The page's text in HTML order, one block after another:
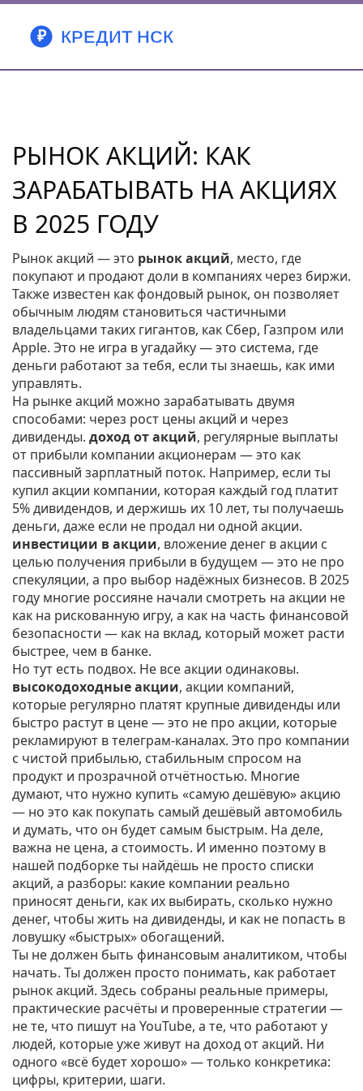
РЫНОК АКЦИЙ: КАК
ЗАРАБАТЫВАТЬ НА АКЦИЯХ
В 2025 ГОДУ
Рынок акций — это рынок акций, место, где
покупают и продают доли в компаниях через биржи.
Также известен какфондовый рынок, он позволяет
обычным людям становиться частичными
владельцами таких гигантов, как Сбер, Газпром или
Apple. Это не игра в угадайку — это система, где
деньги работают за тебя, если ты знаешь, как ими
управлять.
На рынке акций можно зарабатывать двумя
способами: через рост цены акций и через
дивиденды. доход от акций, регулярные выплаты
от прибыли компании акционерам — это как
пассивный зарплатный поток. Например, если ты
купил акции компании, которая каждый год платит
5% дивидендов, и держишь их 10 лет, ты получаешь
деньги, даже если не продал ни одной акции.
инвестиции в акции, вложение денег в акции с
целью получения прибыли в будущем — это не про
спекуляции, а про выбор надёжных бизнесов. В 2025
году многие россияне начали смотреть на акции не
как на рискованную игру, а как на часть финансовой
безопасности — как на вклад, который может расти
быстрее, чем в банке.
Но тут есть подвох. Не все акции одинаковы.
высокодоходные акции, акции компаний,
которые регулярно платят крупные дивиденды или
быстро растут в цене— это не про акции, которые
рекламируют в телеграм-каналах. Это про компании
с чистой прибылью, стабильным спросом на
продукт и прозрачной отчётностью. Многие
думают, что нужно купить «самую дешёвую» акцию
— но это как покупать самый дешёвый автомобиль
и думать, что он будет самым быстрым. На деле,
важна не цена, а стоимость. И именно поэтому в
нашей подборке ты найдёшь не просто списки
акций, а разборы: какие компании реально
приносят деньги, как их выбирать, сколько нужно
денег, чтобы жить на дивиденды, и как не попасть в
ловушку «быстрых» обогащений.
Ты не должен быть финансовым аналитиком, чтобы
начать. Ты должен просто понимать, как работает
рынок акций. Здесь собраны реальные примеры,
практические расчёты и проверенные стратегии —
не те, что пишут на YouTube, а те, что работают у
людей, которые уже живут на доход от акций. Ни
одного «всё будет хорошо» — только конкретика:
цифры, критерии, шаги.